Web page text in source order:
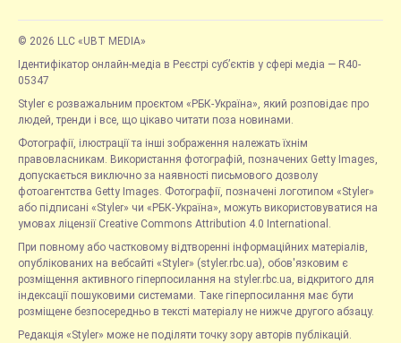
© 2026 LLC «UBT MEDIA»
Ідентифікатор онлайн-медіа в Реєстрі суб’єктів у сфері медіа — R40-
05347
Styler є розважальним проєктом «РБК-Україна», який розповідає про
людей, тренди і все, що цікаво читати поза новинами.
Фотографії, ілюстрації та інші зображення належать їхнім
правовласникам. Використання фотографій, позначених Getty Images,
допускається виключно за наявності письмового дозволу
фотоагентства Getty Images. Фотографії, позначені логотипом «Styler»
або підписані «Styler» чи «РБК-Україна», можуть використовуватися на
умовах ліцензії Creative Commons Attribution 4.0 International.
При повному або частковому відтворенні інформаційних матеріалів,
опублікованих на вебсайті «Styler» (styler.rbc.ua), обов'язковим є
розміщення активного гіперпосилання на styler.rbc.ua, відкритого для
індексації пошуковими системами. Таке гіперпосилання має бути
розміщене безпосередньо в тексті матеріалу не нижче другого абзацу.
Редакція «Styler» може не поділяти точку зору авторів публікацій.